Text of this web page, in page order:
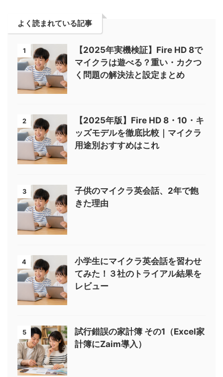
よく読まれている記事
1
【2025年実機検証】Fire HD 8で
マイクラは遊べる？重い・カクつ
く問題の解決法と設定まとめ
2
【2025年版】Fire HD 8・10・キ
ッズモデルを徹底比較｜マイクラ
用途別おすすめはこれ
3
子供のマイクラ英会話、2年で飽
きた理由
4
小学生にマイクラ英会話を習わせ
てみた！３社のトライアル結果を
レビュー
5
試行錯誤の家計簿 その1（Excel家
計簿にZaim導入）